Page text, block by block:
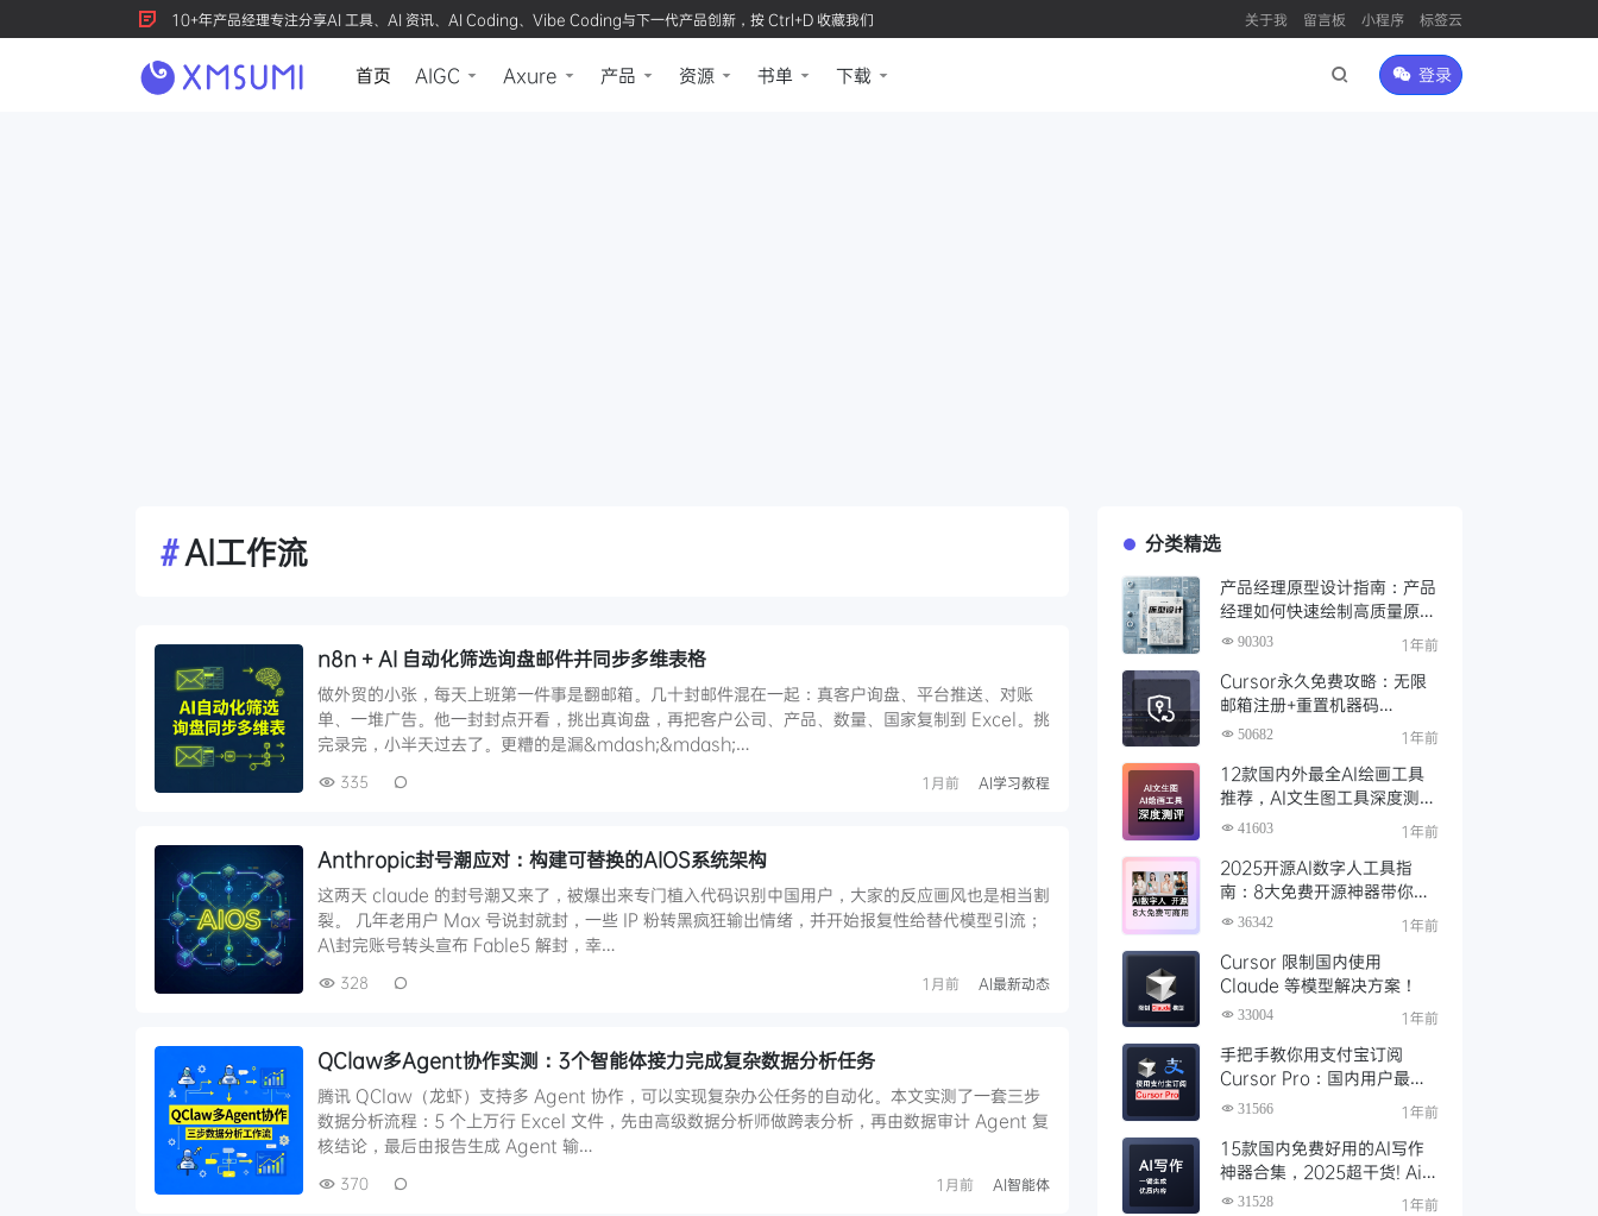
10+年产品经理专注分享AI 工具、AI 资讯、AI Coding、Vibe Coding与下一代产品创新，按 Ctrl+D 收藏我们 关于我 留言板 小程序 标签云
首页 AIGC Axure 产品 资源 书单 下载 登录
#AI工作流
n8n + AI 自动化筛选询盘邮件并同步多维表格
做外贸的小张，每天上班第一件事是翻邮箱。几十封邮件混在一起：真客户询盘、平台推送、对账
单、一堆广告。他一封封点开看，挑出真询盘，再把客户公司、产品、数量、国家复制到 Excel。挑
完录完，小半天过去了。更糟的是漏&mdash;&mdash;…
335 1月前 AI学习教程
Anthropic封号潮应对：构建可替换的AIOS系统架构
这两天 claude 的封号潮又来了，被爆出来专门植入代码识别中国用户，大家的反应画风也是相当割
裂。 几年老用户 Max 号说封就封，一些 IP 粉转黑疯狂输出情绪，并开始报复性给替代模型引流；
A\封完账号转头宣布 Fable5 解封，幸…
328 1月前 AI最新动态
QClaw多Agent协作实测：3个智能体接力完成复杂数据分析任务
腾讯 QClaw（龙虾）支持多 Agent 协作，可以实现复杂办公任务的自动化。本文实测了一套三步
数据分析流程：5 个上万行 Excel 文件，先由高级数据分析师做跨表分析，再由数据审计 Agent 复
核结论，最后由报告生成 Agent 输…
370 1月前 AI智能体
分类精选
产品经理原型设计指南：产品
经理如何快速绘制高质量原
型？（附步骤与资源）
90303 1年前
Cursor永久免费攻略：无限
邮箱注册+重置机器码
+Cursor试用期重置工具实现
50682 1年前
12款国内外最全AI绘画工具
推荐，AI文生图工具深度测评
与场景化对比
41603 1年前
2025开源AI数字人工具指
南：8大免费开源神器带你免
费解锁可商用的AI数字人
36342 1年前
Cursor 限制国内使用
Claude 等模型解决方案！
33004 1年前
手把手教你用支付宝订阅
Cursor Pro：国内用户最全
开通教程（附取消自动扣费）
31566 1年前
15款国内免费好用的AI写作
神器合集，2025超干货! Ai
写作工具推荐，支持论文长文
31528 1年前